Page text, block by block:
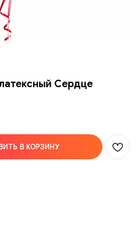
Сердце
В КОРЗИНУ